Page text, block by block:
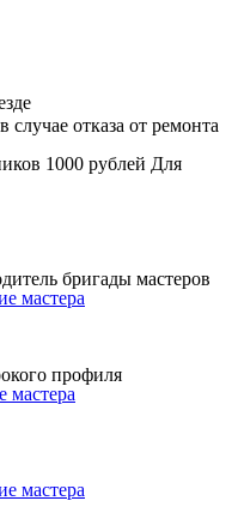
случае отказа от ремонта
1000 рублей Для
бригады мастеров
мастера
профиля
мастера
мастера